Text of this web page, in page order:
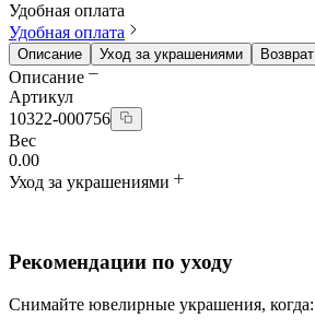
Удобная оплата
Удобная оплата
Описание Уход за украшениями Возврат
Описание
Артикул
10322-000756
Вес
0.00
Уход за украшениями
Рекомендации по уходу
Снимайте ювелирные украшения, когда: